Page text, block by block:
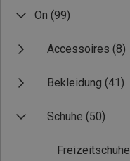
On (99)
Accessoires (8)
Bekleidung (41)
Schuhe (50)
Freizeitschuhe